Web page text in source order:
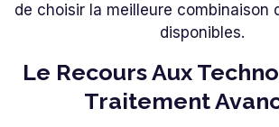
de choisir la meilleure combinaison
disponibles.
Le Recours Aux
Traitement